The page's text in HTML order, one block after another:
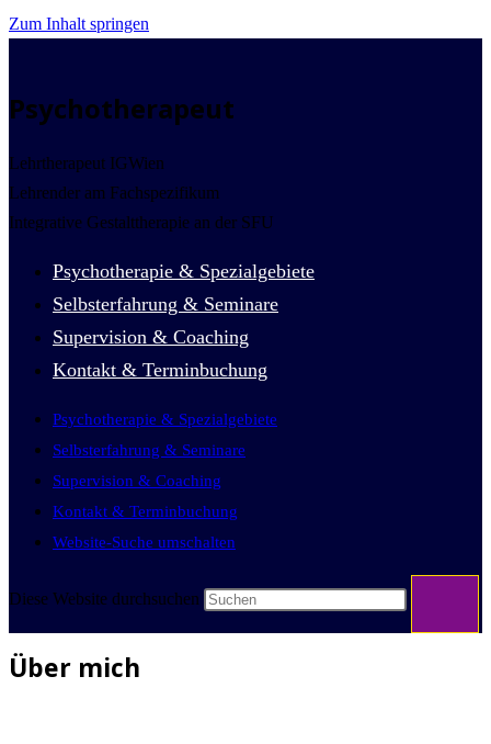
Zum Inhalt springen
Psychotherapeut
Lehrtherapeut IGWien
Lehrender am Fachspezifikum
Integrative Gestalttherapie an der SFU
Psychotherapie & Spezialgebiete
Selbsterfahrung & Seminare
Supervision & Coaching
Kontakt & Terminbuchung
Psychotherapie & Spezialgebiete
Selbsterfahrung & Seminare
Supervision & Coaching
Kontakt & Terminbuchung
Website-Suche umschalten
Diese Website durchsuchen
Über mich